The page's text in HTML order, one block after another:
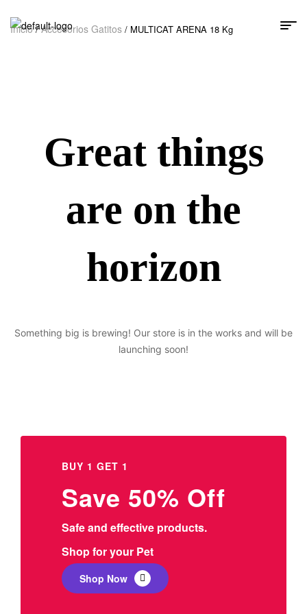
Inicio/Accesorios Gatitos / MULTICAT ARENA 18 Kg
Great things
are on the
horizon
Something big is brewing! Our store is in the works and will be
launching soon!
BUY 1 GET 1
Save 50% Off
Safe and effective products.
Shop for your Pet
Shop Now